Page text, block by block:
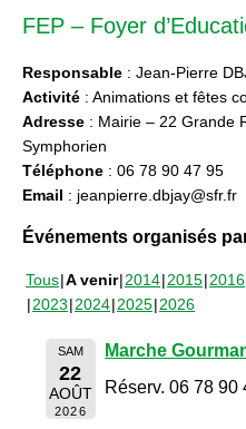
FEP – Foyer
Responsable : Jean-Pierre
Activité : Animations et fêtes
Adresse : Mairie – 22 Grande
Symphorien
Téléphone : 06 78 90 47 95
Email : jeanpierre.dbjay@sfr.fr
Événements organisés
Tous A venir 2014 2015 2016
2023 2024 2025 2026
SAM
22
AOÛT
2026
Marche
Réserv. 06 78 90